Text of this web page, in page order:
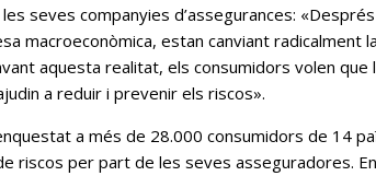
seves companyies d’assegurances:
macroeconòmica, estan canviant radicalment
aquesta realitat, els consumidors volen que
a reduir i prevenir els riscos».
a més de 28.000 consumidors de 14
riscos per part de les seves asseguradores.